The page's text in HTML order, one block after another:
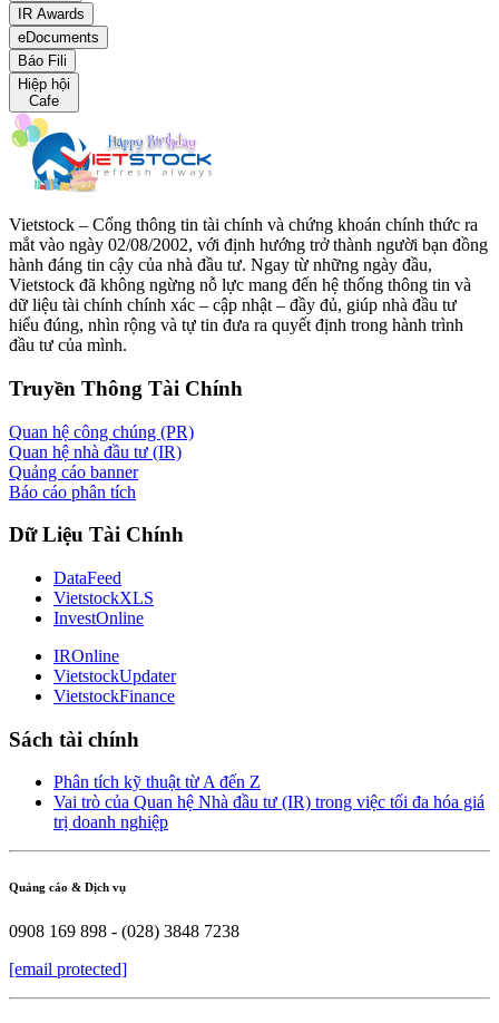
IR Awards
eDocuments
Báo Fili
Hiệp hội
Cafe
Vietstock – Cổng thông tin tài chính và chứng khoán chính thức ra
mắt vào ngày 02/08/2002, với định hướng trở thành người bạn đồng
hành đáng tin cậy của nhà đầu tư. Ngay từ những ngày đầu,
Vietstock đã không ngừng nỗ lực mang đến hệ thống thông tin và
dữ liệu tài chính chính xác – cập nhật – đầy đủ, giúp nhà đầu tư
hiểu đúng, nhìn rộng và tự tin đưa ra quyết định trong hành trình
đầu tư của mình.
Truyền Thông Tài Chính
Quan hệ công chúng (PR)
Quan hệ nhà đầu tư (IR)
Quảng cáo banner
Báo cáo phân tích
Dữ Liệu Tài Chính
DataFeed
VietstockXLS
InvestOnline
IROnline
VietstockUpdater
VietstockFinance
Sách tài chính
Phân tích kỹ thuật từ A đến Z
Vai trò của Quan hệ Nhà đầu tư (IR) trong việc tối đa hóa giá
trị doanh nghiệp
Quảng cáo & Dịch vụ
0908 169 898 - (028) 3848 7238
[email protected]